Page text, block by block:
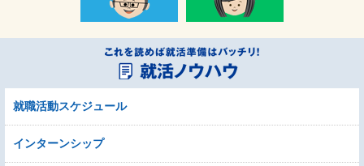
就職活動スケジュール
インターンシップ